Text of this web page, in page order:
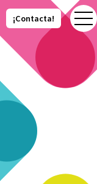
¡Contacta!
¡Contacta!